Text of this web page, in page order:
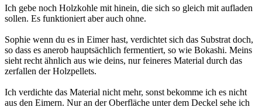
Ich gebe noch Holzkohle mit hinein, die sich so gleich mit aufladen
sollen. Es funktioniert aber auch ohne.
Sophie wenn du es in Eimer hast, verdichtet sich das Substrat doch,
so dass es anerob hauptsächlich fermentiert, so wie Bokashi. Meins
sieht recht ähnlich aus wie deins, nur feineres Material durch das
zerfallen der Holzpellets.
Ich verdichte das Material nicht mehr, sonst bekomme ich es nicht
aus den Eimern. Nur an der Oberfläche unter dem Deckel sehe ich